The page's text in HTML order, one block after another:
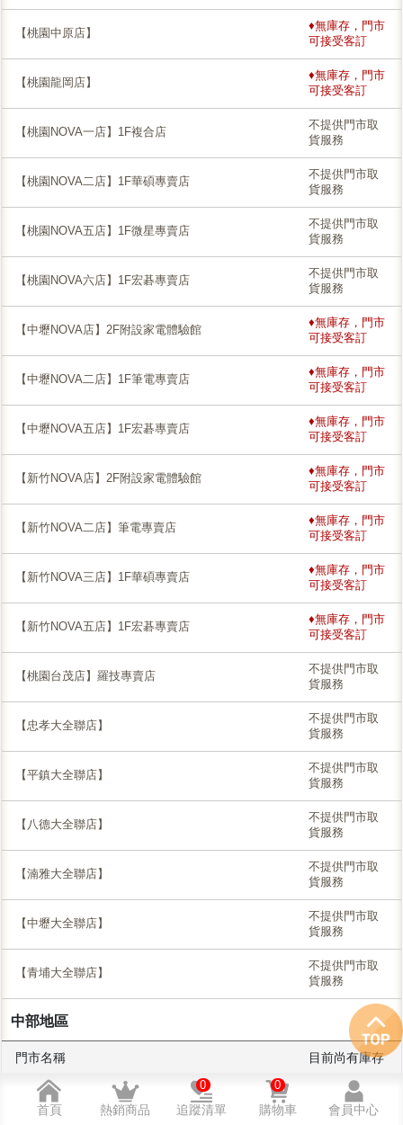
【桃園中原店】
♦無庫存，門市
可接受客訂
【桃園龍岡店】
♦無庫存，門市
可接受客訂
【桃園NOVA一店】1F複合店
不提供門市取
貨服務
【桃園NOVA二店】1F華碩專賣店
不提供門市取
貨服務
【桃園NOVA五店】1F微星專賣店
不提供門市取
貨服務
【桃園NOVA六店】1F宏碁專賣店
不提供門市取
貨服務
【中壢NOVA店】2F附設家電體驗館
♦無庫存，門市
可接受客訂
【中壢NOVA二店】1F筆電專賣店
♦無庫存，門市
可接受客訂
【中壢NOVA五店】1F宏碁專賣店
♦無庫存，門市
可接受客訂
【新竹NOVA店】2F附設家電體驗館
♦無庫存，門市
可接受客訂
【新竹NOVA二店】筆電專賣店
♦無庫存，門市
可接受客訂
【新竹NOVA三店】1F華碩專賣店
♦無庫存，門市
可接受客訂
【新竹NOVA五店】1F宏碁專賣店
♦無庫存，門市
可接受客訂
【桃園台茂店】羅技專賣店
不提供門市取
貨服務
【忠孝大全聯店】
不提供門市取
貨服務
【平鎮大全聯店】
不提供門市取
貨服務
【八德大全聯店】
不提供門市取
貨服務
【湳雅大全聯店】
不提供門市取
貨服務
【中壢大全聯店】
不提供門市取
貨服務
【青埔大全聯店】
不提供門市取
貨服務
中部地區
門市名稱 目前尚有庫存
【台中進德全聯店】2026/7/18開幕
不提供門市取
貨服務
首頁 熱銷商品 追蹤清單
0
購物車
0
會員中心